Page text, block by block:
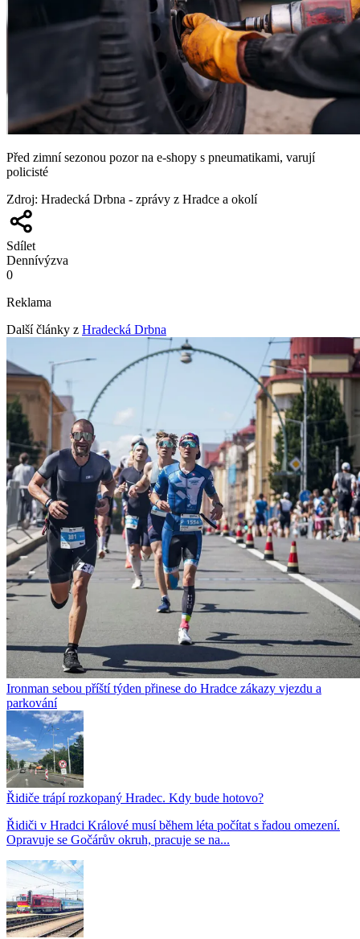
Před zimní sezonou pozor na e-shopy s pneumatikami, varují
policisté
Zdroj: Hradecká Drbna - zprávy z Hradce a okolí
Sdílet
Dennívýzva
0
Reklama
Další články z Hradecká Drbna
Ironman sebou příští týden přinese do Hradce zákazy vjezdu a
parkování
Řidiče trápí rozkopaný Hradec. Kdy bude hotovo?
Řidiči v Hradci Králové musí během léta počítat s řadou omezení.
Opravuje se Gočárův okruh, pracuje se na...